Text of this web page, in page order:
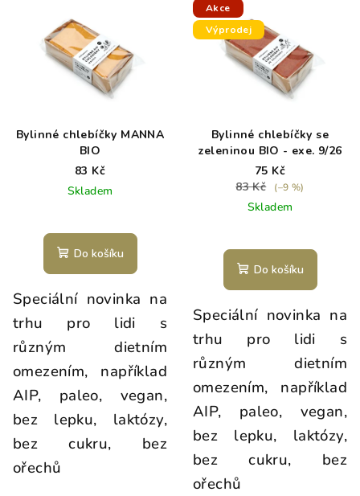
Bylinné chlebíčky MANNA
BIO
83 Kč
Skladem
Do košíku
Speciální novinka na
trhu pro lidi s
různým dietním
omezením, například
AIP, paleo, vegan,
bez lepku, laktózy,
bez cukru, bez
ořechů
Akce
Výprodej
Bylinné chlebíčky se
zeleninou BIO - exe. 9/26
75 Kč
83 Kč
(–9 %)
Skladem
Do košíku
Speciální novinka na
trhu pro lidi s
různým dietním
omezením, například
AIP, paleo, vegan,
bez lepku, laktózy,
bez cukru, bez
ořechů